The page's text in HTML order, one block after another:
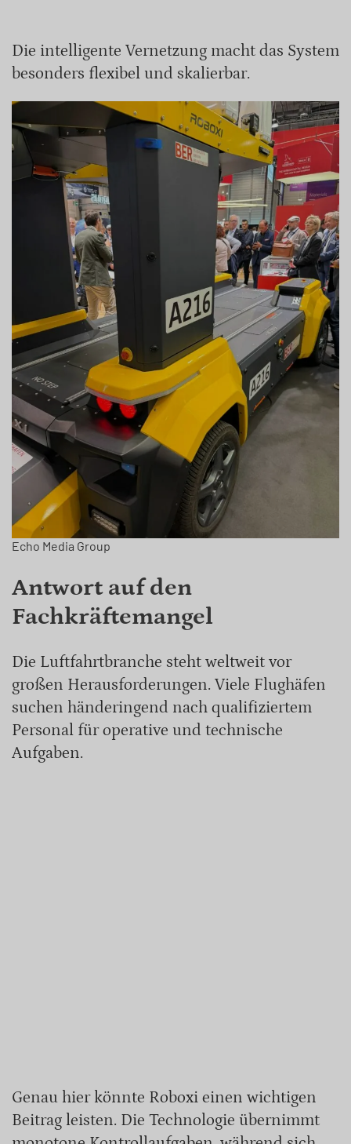
Die intelligente Vernetzung macht das System
besonders flexibel und skalierbar.
Echo Media Group
Antwort auf den
Fachkräftemangel
Die Luftfahrtbranche steht weltweit vor
großen Herausforderungen. Viele Flughäfen
suchen händeringend nach qualifiziertem
Personal für operative und technische
Aufgaben.
Genau hier könnte Roboxi einen wichtigen
Beitrag leisten. Die Technologie übernimmt